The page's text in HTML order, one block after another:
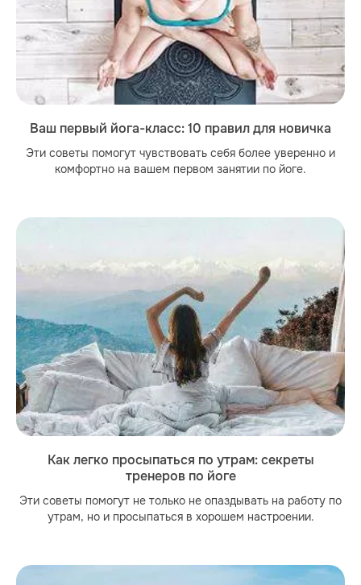
Ваш первый йога-класс: 10 правил для новичка
Эти советы помогут чувствовать себя более уверенно и
комфортно на вашем первом занятии по йоге.
Как легко просыпаться по утрам: секреты
тренеров по йоге
Эти советы помогут не только не опаздывать на работу по
утрам, но и просыпаться в хорошем настроении.